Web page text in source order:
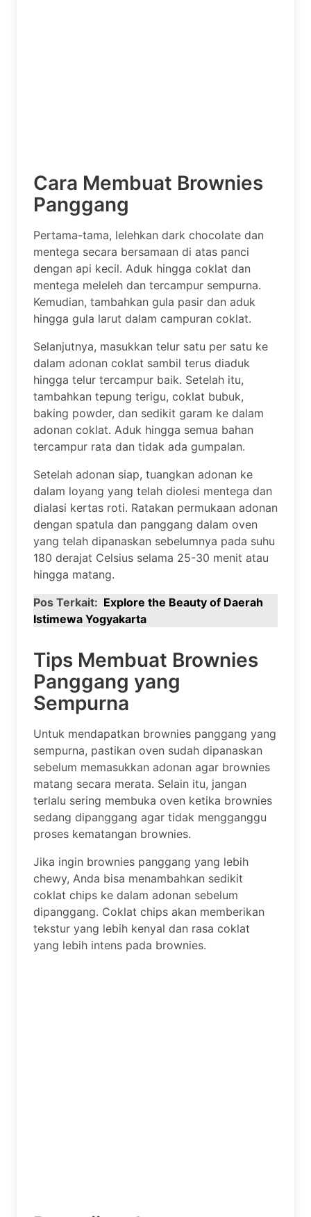
Cara Membuat Brownies
Panggang
Pertama-tama, lelehkan dark chocolate dan
mentega secara bersamaan di atas panci
dengan api kecil. Aduk hingga coklat dan
mentega meleleh dan tercampur sempurna.
Kemudian, tambahkan gula pasir dan aduk
hingga gula larut dalam campuran coklat.
Selanjutnya, masukkan telur satu per satu ke
dalam adonan coklat sambil terus diaduk
hingga telur tercampur baik. Setelah itu,
tambahkan tepung terigu, coklat bubuk,
baking powder, dan sedikit garam ke dalam
adonan coklat. Aduk hingga semua bahan
tercampur rata dan tidak ada gumpalan.
Setelah adonan siap, tuangkan adonan ke
dalam loyang yang telah diolesi mentega dan
dialasi kertas roti. Ratakan permukaan adonan
dengan spatula dan panggang dalam oven
yang telah dipanaskan sebelumnya pada suhu
180 derajat Celsius selama 25-30 menit atau
hingga matang.
Pos Terkait: Explore the Beauty of Daerah
Istimewa Yogyakarta
Tips Membuat Brownies
Panggang yang
Sempurna
Untuk mendapatkan brownies panggang yang
sempurna, pastikan oven sudah dipanaskan
sebelum memasukkan adonan agar brownies
matang secara merata. Selain itu, jangan
terlalu sering membuka oven ketika brownies
sedang dipanggang agar tidak mengganggu
proses kematangan brownies.
Jika ingin brownies panggang yang lebih
chewy, Anda bisa menambahkan sedikit
coklat chips ke dalam adonan sebelum
dipanggang. Coklat chips akan memberikan
tekstur yang lebih kenyal dan rasa coklat
yang lebih intens pada brownies.